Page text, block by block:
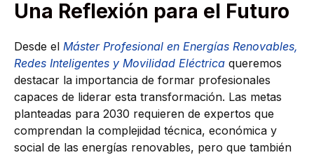
Una Reflexión para el Futuro
Desde el Máster Profesional en Energías Renovables,
Redes Inteligentes y Movilidad Eléctrica queremos
destacar la importancia de formar profesionales
capaces de liderar esta transformación. Las metas
planteadas para 2030 requieren de expertos que
comprendan la complejidad técnica, económica y
social de las energías renovables, pero que también